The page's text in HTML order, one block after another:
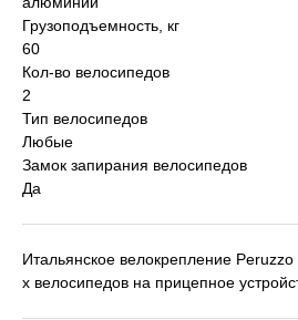
Грузоподъемность, кг
60
Кол-во велосипедов
2
Тип велосипедов
Любые
Замок запирания велосипедов
Да
Итальянское велокрепление
х велосипедов на прицепное